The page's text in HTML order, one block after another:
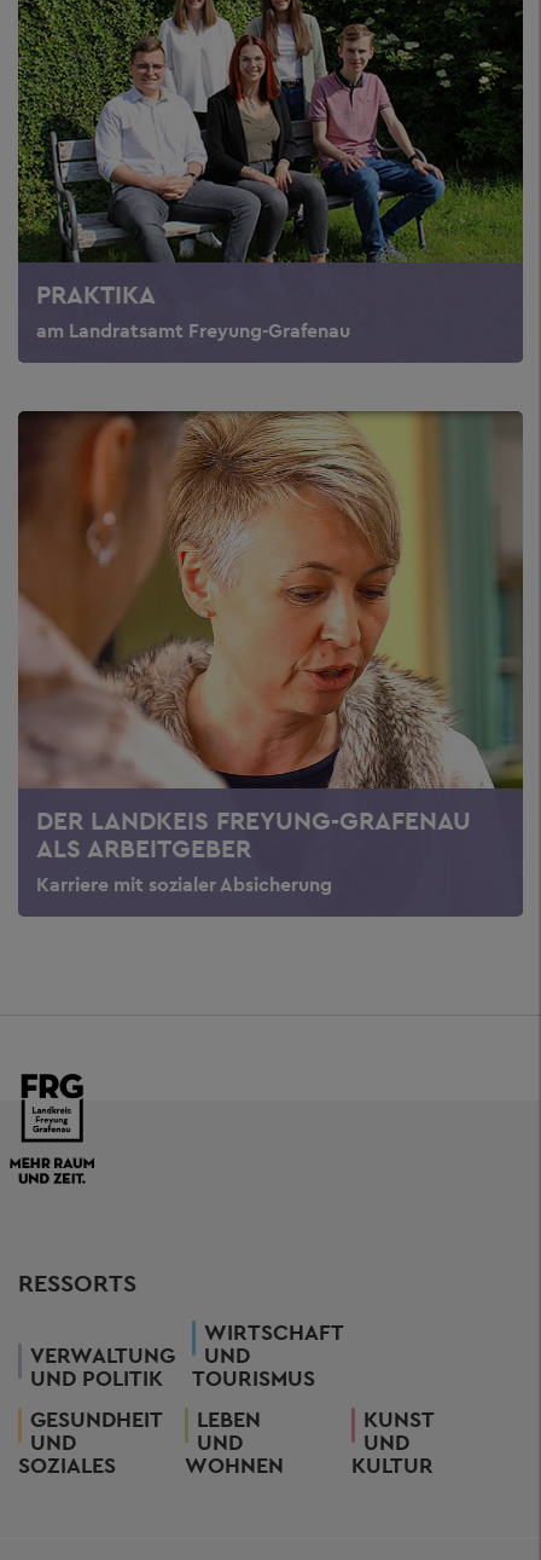
PRAKTIKA
am Landratsamt Freyung-Grafenau
DER LANDKEIS FREYUNG-GRAFENAU
ALS ARBEITGEBER
Karriere mit sozialer Absicherung
RESSORTS
VERWALTUNG
UND POLITIK
WIRTSCHAFT
UND
TOURISMUS
GESUNDHEIT
UND
SOZIALES
LEBEN
UND
WOHNEN
KUNST
UND
KULTUR